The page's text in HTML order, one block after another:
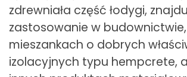
zdrewniała część łodygi,
zastosowanie w
mieszankach o dobrych
izolacyjnych typu hempcrete,